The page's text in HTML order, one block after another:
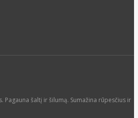
Pagauna šaltį ir šilumą. Sumažina rūpesčius ir